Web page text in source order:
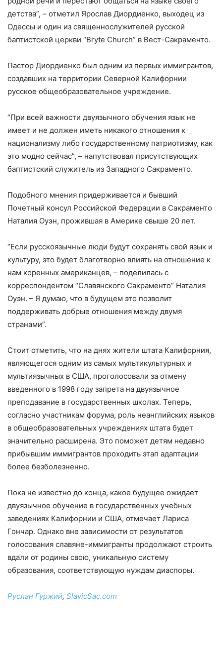
детства”, – отметил Ярослав Диордиенко, выходец из
Одессы и один из священнослужителей русской
баптистской церкви “Bryte Church” в Вест-Сакраменто.
Пастор Диордиенко был одним из первых иммигрантов,
создавших на территории Северной Калифорнии
русское общеобразовательное учреждение.
“При всей важности двуязычного обучения язык не
имеет и не должен иметь никакого отношения к
национализму либо государственному патриотизму, как
это модно сейчас”, – напутствовал присутствующих
баптистский служитель из Западного Сакраменто.
Подобного мнения придерживается и бывший
Почетный консул Российской Федерации в Сакраменто
Наталия Оуэн, прожившая в Америке свыше 20 лет.
“Если русскоязычные люди будут сохранять свой язык и
культуру, это будет благотворно влиять на отношение к
нам коренных американцев, – поделилась с
корреспондентом “Славянского Сакраменто” Наталия
Оуэн. – Я думаю, что в будущем это позволит
поддерживать добрые отношения между двумя
странами”.
Стоит отметить, что на днях жители штата Калифорния,
являющегося одним из самых мультикультурных и
мультиязычных в США, проголосовали за отмену
введенного в 1998 году запрета на двуязычное
преподавание в государственных школах. Теперь,
согласно участникам форума, роль неанглийских языков
в общеобразовательных учреждениях штата будет
значительно расширена. Это поможет детям недавно
прибывшим иммигрантов проходить этап адаптации
более безболезненно.
Пока не известно до конца, какое будущее ожидает
двуязычное обучение в государственных учебных
заведениях Калифорнии и США, отмечает Лариса
Гончар. Однако вне зависимости от результатов
голосования славяне-иммигранты продолжают строить
вдали от родины свою, уникальную систему
образования, соответствующую нуждам диаспоры.
Руслан Гуржий, SlavicSac.com